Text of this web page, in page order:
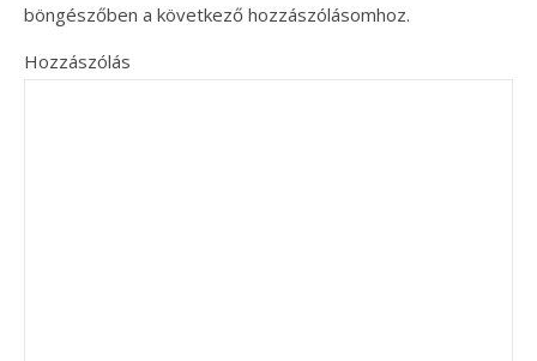
böngészőben a következő hozzászólásomhoz.
Hozzászólás